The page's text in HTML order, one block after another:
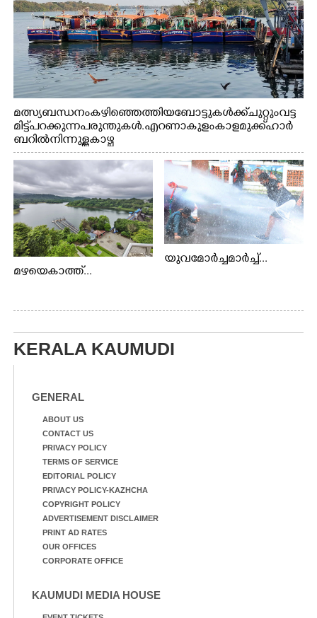
മത്സ്യബന്ധനം കഴിഞ്ഞെത്തിയ ബോട്ടുകൾക്ക് ചുറ്റും വട്ട
മിട്ട് പറക്കുന്ന പരുന്തുകൾ. എറണാകുളം കാളമുക്ക് ഹാർ
ബറിൽ നിന്നുള്ള കാഴ്ച
മഴയെകാത്ത്...
യുവമോർച്ചമാർച്ച്...
KERALA KAUMUDI
GENERAL
ABOUT US
CONTACT US
PRIVACY POLICY
TERMS OF SERVICE
EDITORIAL POLICY
PRIVACY POLICY-KAZHCHA
COPYRIGHT POLICY
ADVERTISEMENT DISCLAIMER
PRINT AD RATES
OUR OFFICES
CORPORATE OFFICE
KAUMUDI MEDIA HOUSE